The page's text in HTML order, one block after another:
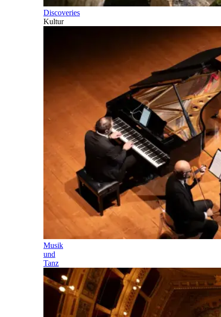
Discoveries
Kultur
Musik
und
Tanz